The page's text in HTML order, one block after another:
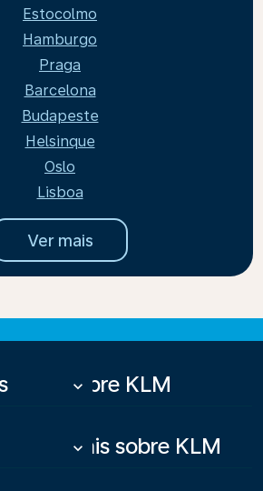
Estocolmo
Hamburgo
Praga
Barcelona
Budapeste
Helsinque
Oslo
Lisboa
Ver mais
Sobre KLM
keyboard_arrow_down
Mais sobre KLM
keyboard_arrow_down